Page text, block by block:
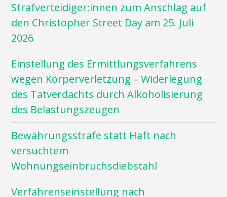
Strafverteidiger:innen zum Anschlag auf
den Christopher Street Day am 25. Juli
2026
Einstellung des Ermittlungsverfahrens
wegen Körperverletzung – Widerlegung
des Tatverdachts durch Alkoholisierung
des Belastungszeugen
Bewährungsstrafe statt Haft nach
versuchtem
Wohnungseinbruchsdiebstahl
Verfahrenseinstellung nach